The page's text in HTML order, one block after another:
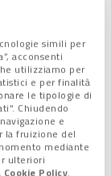
simili per
acconsenti
utilizziamo per
e per finalità
le tipologie di
Chiudendo
e
la fruizione del
mediante
ulteriori
Cookie Policy.
per